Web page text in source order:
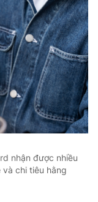
nhận được nhiều
và chi tiêu hằng